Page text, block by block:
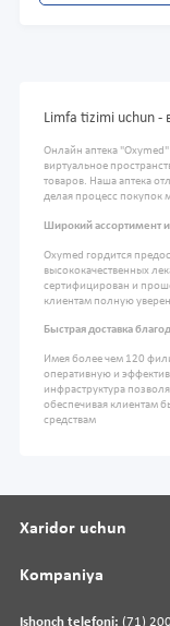
Limfa tizimi uchun -
Онлайн аптека
виртуальное
товаров. Наша аптека
делая процесс покупок
Широкий ассортимент
Oxymed гордится
высококачественных
сертифицирован и
клиентам полную
Быстрая доставка
Имея более чем 120
оперативную и
инфраструктура
обеспечивая клиентам
средствам
Ishonch telefoni: (71)
Xaridor uchun
Kompaniya